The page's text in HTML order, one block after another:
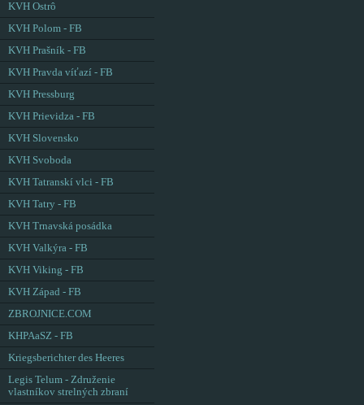
KVH Ostrô
KVH Polom - FB
KVH Prašník - FB
KVH Pravda víťazí - FB
KVH Pressburg
KVH Prievidza - FB
KVH Slovensko
KVH Svoboda
KVH Tatranskí vlci - FB
KVH Tatry - FB
KVH Trnavská posádka
KVH Valkýra - FB
KVH Viking - FB
KVH Západ - FB
ZBROJNICE.COM
KHPAaSZ - FB
Kriegsberichter des Heeres
Legis Telum - Združenie
vlastníkov strelných zbraní